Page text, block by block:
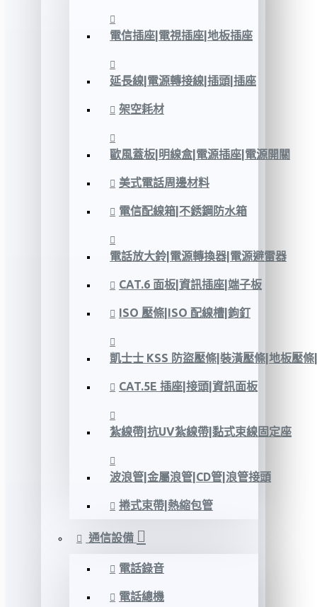
電信插座|電視插座|地板插座
延長線|電源轉接線|插頭|插座
架空耗材
歐風蓋板|明線盒|電源插座|電源開關
美式電話周邊材料
電信配線箱|不銹鋼防水箱
電話放大鈴|電源轉換器|電源避雷器
CAT.6 面板|資訊插座|端子板
ISO 壓條|ISO 配線槽|鉤釘
凱士士 KSS 防盜壓條|裝潢壓條|地板壓
CAT.5E 插座|接頭|資訊面板
紮線帶|抗UV紮線帶|黏式束線固定座
波浪管|金屬浪管|CD管|浪管接頭
捲式束帶|熱縮包管
通信設備
電話錄音
電話總機